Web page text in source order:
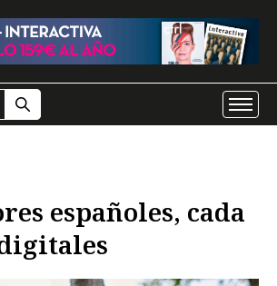
españoles, cada